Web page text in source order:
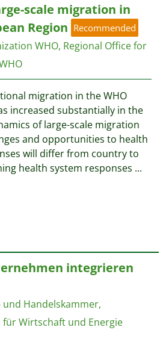
scale migration in
Region Recommended
WHO, Regional Office for
migration in the WHO
increased substantially in the
of large-scale migration
and opportunities to health
will differ from country to
health system responses ...
integrieren
Handelskammer,
Wirtschaft und Energie